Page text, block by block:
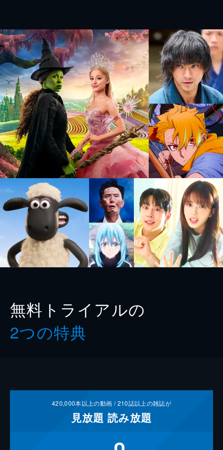
無料トライアルの
2つの特典
420,000本以上の動画 /210誌以上の雑誌が
見放題 読み放題